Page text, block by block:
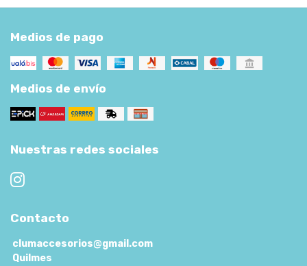
Medios de pago
Medios de envío
Nuestras redes sociales
Contacto
clumaccesorios@gmail.com
Quilmes